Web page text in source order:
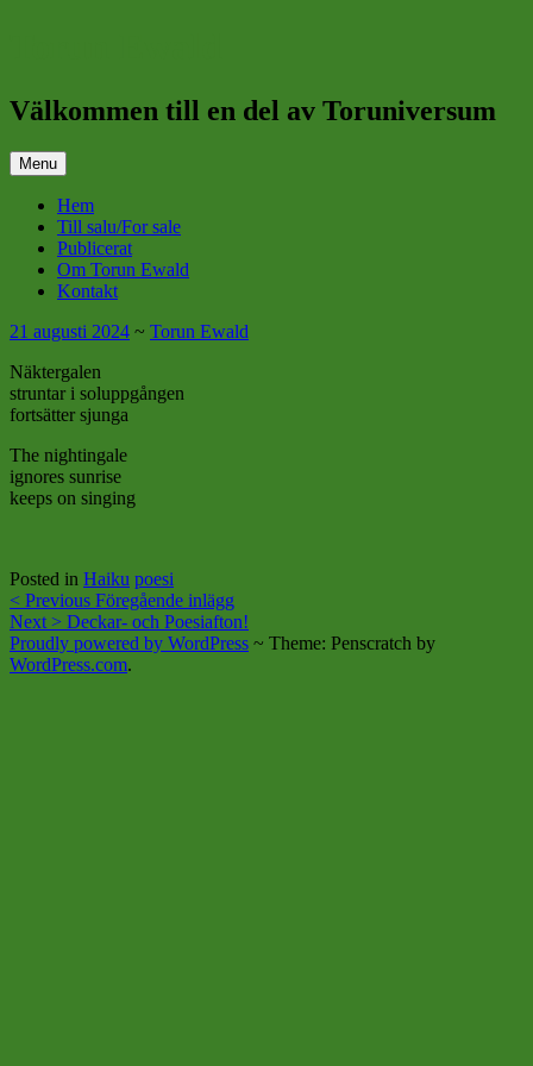
Välkommen till en del av Toruniversum
Menu
Hem
Till salu/For sale
Publicerat
Om Torun Ewald
Kontakt
21 augusti 2024 ~ Torun Ewald
Näktergalen
struntar i soluppgången
fortsätter sjunga
The nightingale
ignores sunrise
keeps on singing
Posted in Haiku poesi
Post
navigation
< Previous Föregående inlägg
Next > Deckar- och Poesiafton!
Proudly powered by WordPress ~ Theme: Penscratch by
WordPress.com.